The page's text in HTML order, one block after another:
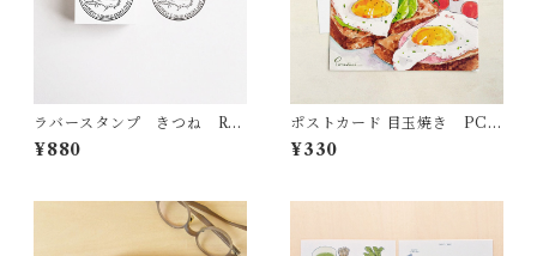
ラバースタンプ きつね RS2
7
¥880
ポストカード 目玉焼き PC3
8
¥330